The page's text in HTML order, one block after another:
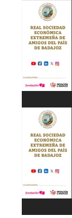
"La
la